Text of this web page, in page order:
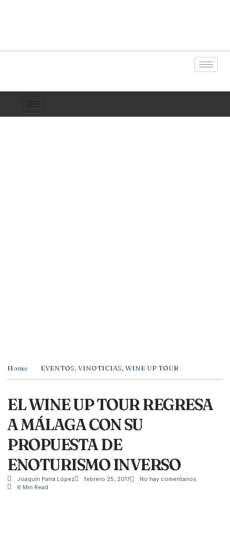
Home EVENTOS, VINOTICIAS, WINE UP TOUR
EL WINE UP TOUR REGRESA
A MÁLAGA CON SU
PROPUESTA DE
ENOTURISMO INVERSO
Joaquín Parra López febrero 25, 2017
No hay comentarios
6 Min Read